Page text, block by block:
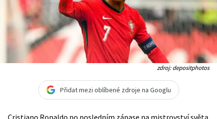
zdroj: depositphotos
Přidat mezi oblíbené zdroje na Googlu
Cristiano Ronaldo po posledním zápase na mistrovství světa